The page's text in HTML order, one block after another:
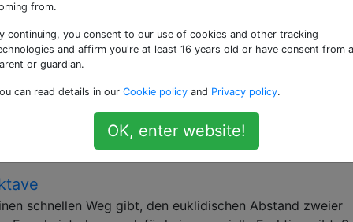
geeigneter Löser?
Löser von scipy verglichen und war besonders
im Scipy-Kochbuch, in dem sie eine
Ordnung mit nichtlinearem Reaktionsterm in etwa 20
geändert, um die nichtlineare Poisson-
genannt , siehe Seite 17 in …
schnellen Weg gibt, den euklidischen Abstand zweier
from.
continuing, you consent to our use of cookies and other tracking
and affirm you're at least 16 years old or have consent from a
or guardian.
can read details in our Cookie policy and Privacy policy.
OK, enter website!